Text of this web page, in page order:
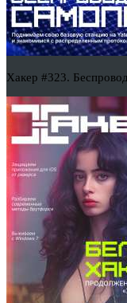
Хакер #323.